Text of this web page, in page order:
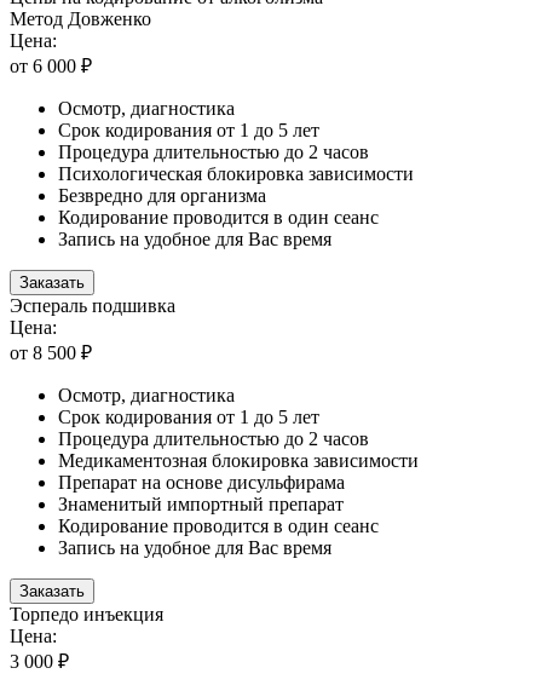
Метод Довженко
Цена:
от 6 000 ₽
Осмотр, диагностика
Срок кодирования от 1 до 5 лет
Процедура длительностью до 2 часов
Психологическая блокировка зависимости
Безвредно для организма
Кодирование проводится в один сеанс
Запись на удобное для Вас время
Заказать
Эспераль подшивка
Цена:
от 8 500 ₽
Осмотр, диагностика
Срок кодирования от 1 до 5 лет
Процедура длительностью до 2 часов
Медикаментозная блокировка зависимости
Препарат на основе дисульфирама
Знаменитый импортный препарат
Кодирование проводится в один сеанс
Запись на удобное для Вас время
Заказать
Торпедо инъекция
Цена:
3 000 ₽